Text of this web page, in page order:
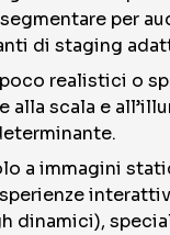
per
di staging
realistici o
alla scala e
a immagini
dinamici),